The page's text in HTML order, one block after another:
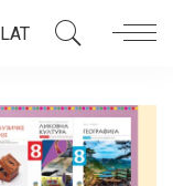
LAT